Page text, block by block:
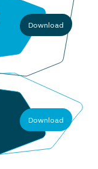
Download
Download